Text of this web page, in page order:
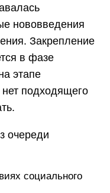
нововведения
Закрепление
в фазе
этапе
подходящего
очереди
социального